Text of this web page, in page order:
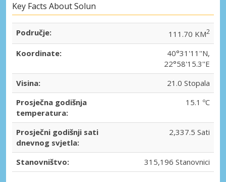
Key Facts About Solun
Područje: 111.70 KM2
Koordinate:
40°31'11''N,
22°58'15.3''E
Visina:
21.0 Stopala
Prosječna godišnja
temperatura:
15.1 ºC
Prosječni godišnji sati
dnevnog svjetla:
2,337.5 Sati
Stanovništvo: 315,196 Stanovnici